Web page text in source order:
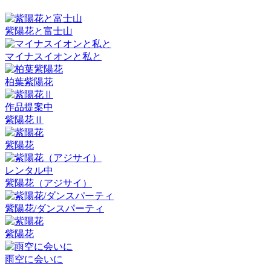
紫陽花と富士山
マイナスイオンと私と
柏葉紫陽花
作品提案中
紫陽花Ⅱ
紫陽花
レンタル中
紫陽花（アジサイ）
紫陽花/ダンスパーティ
紫陽花
雨空に会いに